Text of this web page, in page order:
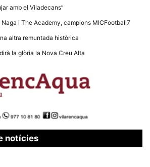
amb el Viladecans”
Naga i The Academy, campions MICFootball7
altra remuntada històrica
la glòria la Nova Creu Alta
notícies
els teus
interessos i
comportament
mentre
navegues pel
nostre lloc
web
incrementes
només
anuncis,
ofertes i